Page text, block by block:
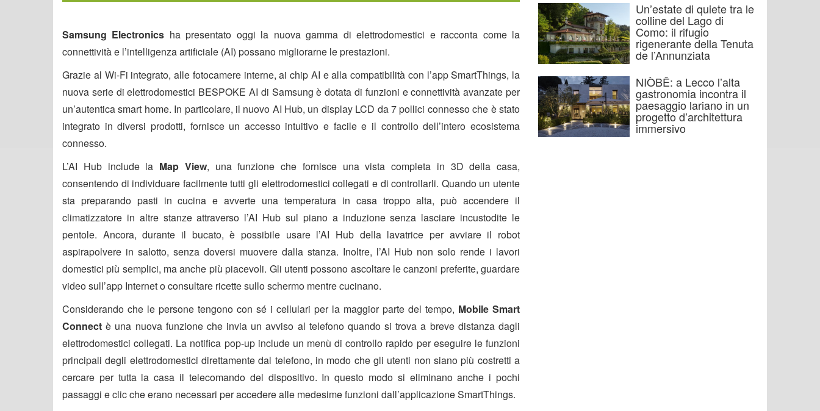
Samsung Electronics ha presentato oggi la nuova gamma di elettrodomestici e racconta come la
connettività e l’intelligenza artificiale (AI) possano migliorarne le prestazioni.
Grazie al Wi-Fi integrato, alle fotocamere interne, ai chip AI e alla compatibilità con l’app SmartThings, la
nuova serie di elettrodomestici BESPOKE AI di Samsung è dotata di funzioni e connettività avanzate per
un’autentica smart home. In particolare, il nuovo AI Hub, un display LCD da 7 pollici connesso che è stato
integrato in diversi prodotti, fornisce un accesso intuitivo e facile e il controllo dell’intero ecosistema
connesso.
L’AI Hub include la Map View, una funzione che fornisce una vista completa in 3D della casa,
consentendo di individuare facilmente tutti gli elettrodomestici collegati e di controllarli. Quando un utente
sta preparando pasti in cucina e avverte una temperatura in casa troppo alta, può accendere il
climatizzatore in altre stanze attraverso l’AI Hub sul piano a induzione senza lasciare incustodite le
pentole. Ancora, durante il bucato, è possibile usare l’AI Hub della lavatrice per avviare il robot
aspirapolvere in salotto, senza doversi muovere dalla stanza. Inoltre, l’AI Hub non solo rende i lavori
domestici più semplici, ma anche più piacevoli. Gli utenti possono ascoltare le canzoni preferite, guardare
video sull’app Internet o consultare ricette sullo schermo mentre cucinano.
Considerando che le persone tengono con sé i cellulari per la maggior parte del tempo, Mobile Smart
Connectè una nuova funzione che invia un avviso al telefono quando si trova a breve distanza dagli
elettrodomestici collegati. La notifica pop-up include un menù di controllo rapido per eseguire le funzioni
principali degli elettrodomestici direttamente dal telefono, in modo che gli utenti non siano più costretti a
cercare per tutta la casa il telecomando del dispositivo. In questo modo si eliminano anche i pochi
passaggi e clic che erano necessari per accedere alle medesime funzioni dall’applicazione SmartThings.
Un’estate di quiete tra le
colline del Lago di
Como: il rifugio
rigenerante della Tenuta
de l’Annunziata
NIÒBĒ: a Lecco l’alta
gastronomia incontra il
paesaggio lariano in un
progetto d’architettura
immersivo